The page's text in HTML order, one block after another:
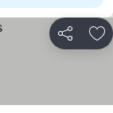
シェア お